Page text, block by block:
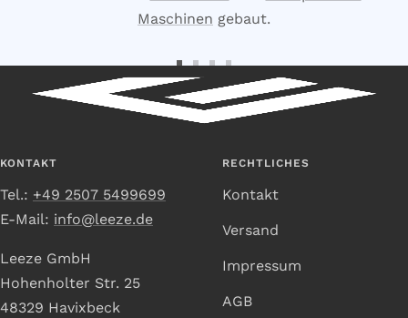
Maschinen gebaut.
Zur
Slide
1
Zur
Slide
2
Slide
3
Slide
4
KONTAKT
Tel.: +49 2507 5499699
E-Mail: info@leeze.de
Leeze GmbH
Hohenholter Str. 25
48329 Havixbeck
RECHTLICHES
Kontakt
Versand
Impressum
AGB